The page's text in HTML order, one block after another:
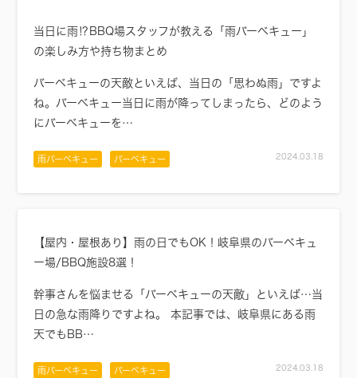
当日に雨⁉BBQ場スタッフが教える「雨バーベキュー」
の楽しみ方や持ち物まとめ
バーベキューの天敵といえば、当日の「思わぬ雨」ですよ
ね。バーベキュー当日に雨が降ってしまったら、どのよう
にバーベキューを…
雨バーベキュー バーベキュー 2024.03.18
【屋内・屋根あり】雨の日でもOK！岐阜県のバーベキュ
ー場/BBQ施設8選！
幹事さんを悩ませる「バーベキューの天敵」といえば…当
日の急な雨降りですよね。 本記事では、岐阜県にある雨
天でもBB…
雨バーベキュー バーベキュー 2024.03.18